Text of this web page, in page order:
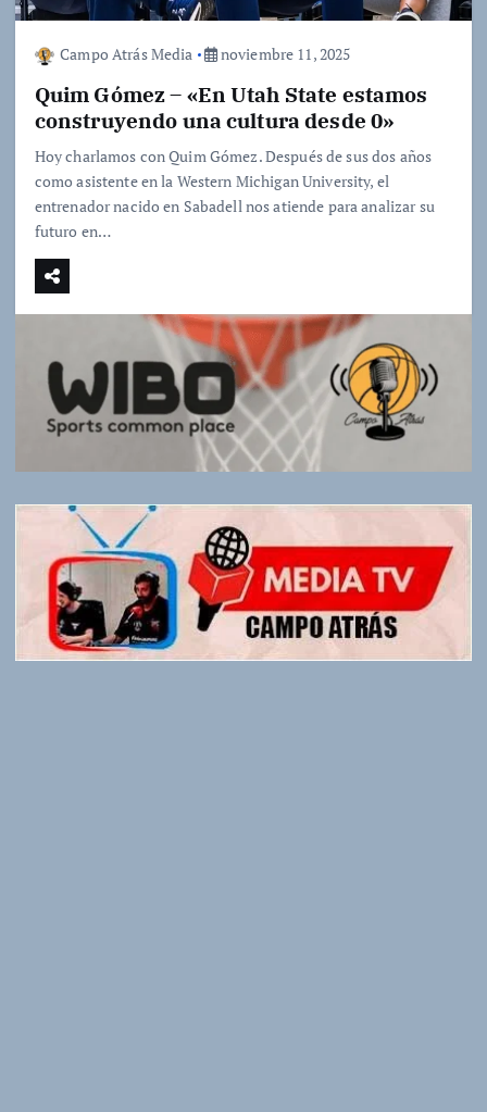
Campo Atrás Media noviembre 11, 2025
Quim Gómez – «En Utah State estamos
construyendo una cultura desde 0»
Hoy charlamos con Quim Gómez. Después de sus dos años
como asistente en la Western Michigan University, el
entrenador nacido en Sabadell nos atiende para analizar su
futuro en…